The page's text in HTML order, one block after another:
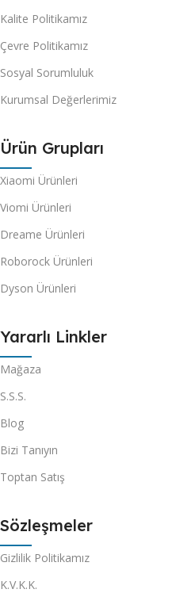
Kalite Politikamız
Çevre Politikamız
Sosyal Sorumluluk
Kurumsal Değerlerimiz
Ürün Grupları
Xiaomi Ürünleri
Viomi Ürünleri
Dreame Ürünleri
Roborock Ürünleri
Dyson Ürünleri
Yararlı Linkler
Mağaza
S.S.S.
Blog
Bizi Tanıyın
Toptan Satış
Sözleşmeler
Gizlilik Politikamız
K.V.K.K.